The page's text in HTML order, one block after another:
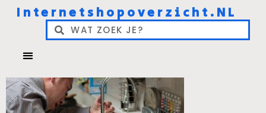
Internetshopoverzicht.NL